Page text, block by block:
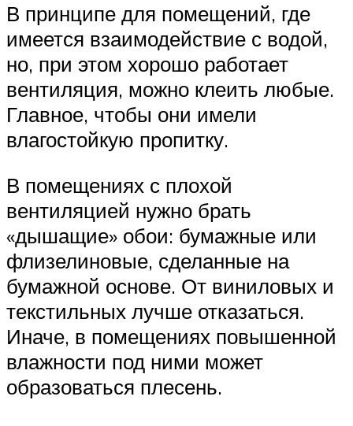
В принципе для помещений, где
имеется взаимодействие с водой,
но, при этом хорошо работает
вентиляция, можно клеить любые.
Главное, чтобы они имели
влагостойкую пропитку.
В помещениях с плохой
вентиляцией нужно брать
«дышащие» обои: бумажные или
флизелиновые, сделанные на
бумажной основе. От виниловых и
текстильных лучше отказаться.
Иначе, в помещениях повышенной
влажности под ними может
образоваться плесень.